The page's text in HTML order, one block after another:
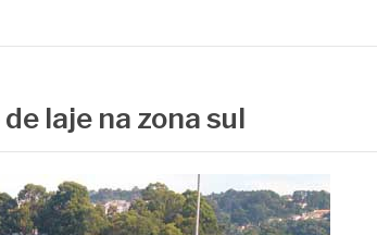
laje na zona sul